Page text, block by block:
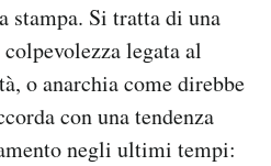
stampa. Si tratta di una
legata al
o anarchia come direbbe
con una tendenza
negli ultimi tempi: